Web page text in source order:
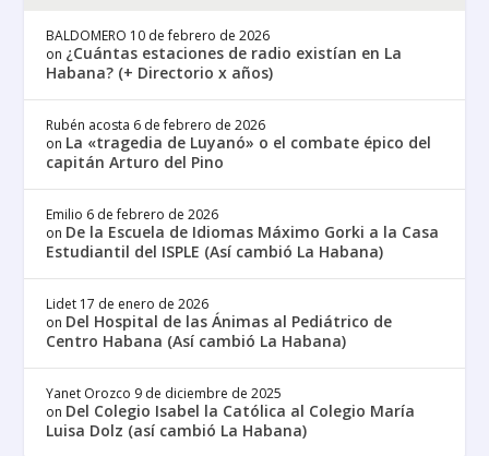
BALDOMERO 10 de febrero de 2026
on ¿Cuántas estaciones de radio existían en La
Habana? (+ Directorio x años)
Rubén acosta 6 de febrero de 2026
on La «tragedia de Luyanó» o el combate épico del
capitán Arturo del Pino
Emilio 6 de febrero de 2026
on De la Escuela de Idiomas Máximo Gorki a la Casa
Estudiantil del ISPLE (Así cambió La Habana)
Lidet 17 de enero de 2026
on Del Hospital de las Ánimas al Pediátrico de
Centro Habana (Así cambió La Habana)
Yanet Orozco 9 de diciembre de 2025
on Del Colegio Isabel la Católica al Colegio María
Luisa Dolz (así cambió La Habana)